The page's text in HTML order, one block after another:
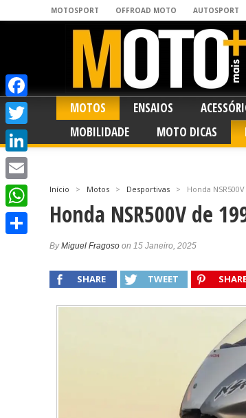
MOTOSPORT OFFROAD MOTO AUTOSPORT
MOTOS ENSAIOS
MOBILIDADE
MOTO DICAS
Início > Motos > Desportivas > Honda
Honda NSR500V de
ByMiguel Fragoso on 15 Janeiro, 2025
SHARE TWEET
Facebook
Twitter
LinkedIn
Email
WhatsApp